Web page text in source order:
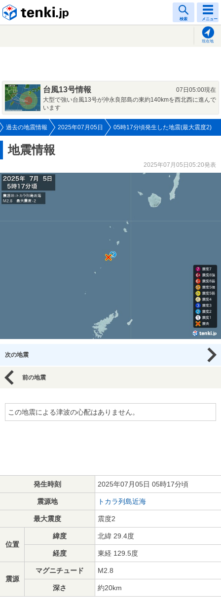
検索 メニュー
現在地
台風13号情報
07日05:00現在
大型で強い台風13号が沖永良部島の東約140kmを西北西に進んで
います
過去の地震情報 2025年07月05日 05時17分頃発生した地震(最大震度2)
地震情報
2025年07月05日05:20発表
次の地震
前の地震
この地震による津波の心配はありません。
発生時刻 2025年07月05日 05時17分頃
震源地 トカラ列島近海
最大震度 震度2
位置
緯度 北緯 29.4度
経度 東経 129.5度
震源
マグニチュード M2.8
深さ 約20km